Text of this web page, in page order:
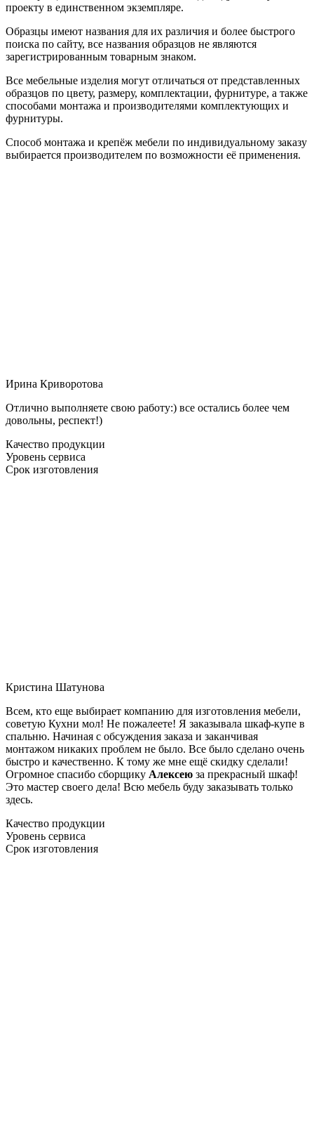
проекту в единственном экземпляре.
Образцы имеют названия для их различия и более быстрого
поиска по сайту, все названия образцов не являются
зарегистрированным товарным знаком.
Все мебельные изделия могут отличаться от представленных
образцов по цвету, размеру, комплектации, фурнитуре, а также
способами монтажа и производителями комплектующих и
фурнитуры.
Способ монтажа и крепёж мебели по индивидуальному заказу
выбирается производителем по возможности её применения.
Ирина Криворотова
Отлично выполняете свою работу:) все остались более чем
довольны, респект!)
Качество продукции
Уровень сервиса
Срок изготовления
Кристина Шатунова
Всем, кто еще выбирает компанию для изготовления мебели,
советую Кухни мол! Не пожалеете! Я заказывала шкаф-купе в
спальню. Начиная с обсуждения заказа и заканчивая
монтажом никаких проблем не было. Все было сделано очень
быстро и качественно. К тому же мне ещё скидку сделали!
Огромное спасибо сборщику Алексею за прекрасный шкаф!
Это мастер своего дела! Всю мебель буду заказывать только
здесь.
Качество продукции
Уровень сервиса
Срок изготовления